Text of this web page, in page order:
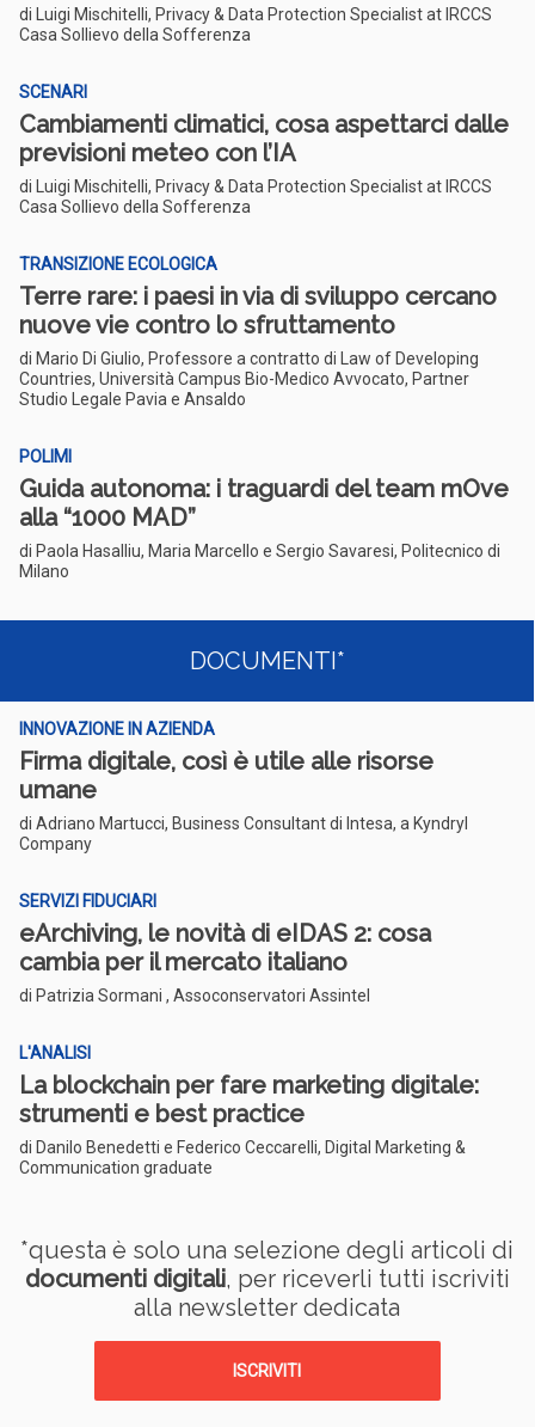
di Luigi Mischitelli, Privacy & Data Protection Specialist at IRCCS
Casa Sollievo della Sofferenza
SCENARI
Cambiamenti climatici, cosa aspettarci dalle
previsioni meteo con l’IA
di Luigi Mischitelli, Privacy & Data Protection Specialist at IRCCS
Casa Sollievo della Sofferenza
TRANSIZIONE ECOLOGICA
Terre rare: i paesi in via di sviluppo cercano
nuove vie contro lo sfruttamento
di Mario Di Giulio, Professore a contratto di Law of Developing
Countries, Università Campus Bio-Medico Avvocato, Partner
Studio Legale Pavia e Ansaldo
POLIMI
Guida autonoma: i traguardi del team mOve
alla “1000 MAD”
di Paola Hasalliu, Maria Marcello e Sergio Savaresi, Politecnico di
Milano
DOCUMENTI*
INNOVAZIONE IN AZIENDA
Firma digitale, così è utile alle risorse
umane
di Adriano Martucci, Business Consultant di Intesa, a Kyndryl
Company
SERVIZI FIDUCIARI
eArchiving, le novità di eIDAS 2: cosa
cambia per il mercato italiano
di Patrizia Sormani , Assoconservatori Assintel
L'ANALISI
La blockchain per fare marketing digitale:
strumenti e best practice
di Danilo Benedetti e Federico Ceccarelli, Digital Marketing &
Communication graduate
*questa è solo una selezione degli articoli di
documenti digitali, per riceverli tutti iscriviti
alla newsletter dedicata
ISCRIVITI